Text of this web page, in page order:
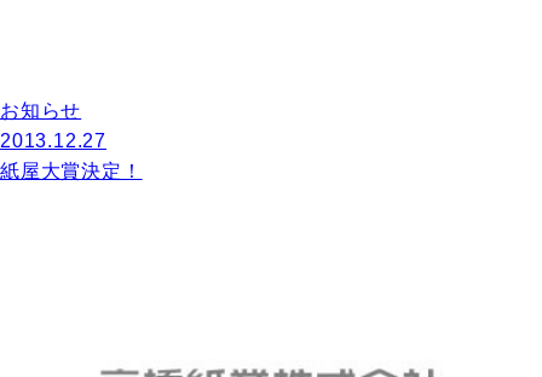
お知らせ
2013.12.27
紙屋大賞決定！